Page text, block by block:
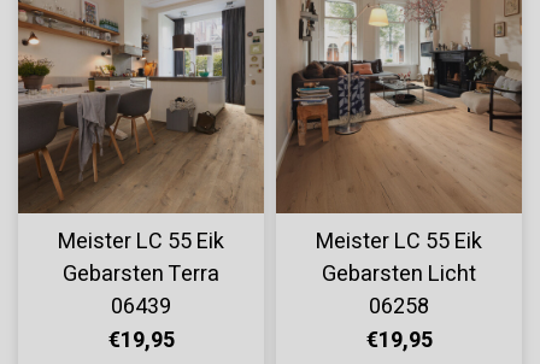
Meister LC 55 Eik
Gebarsten Terra
06439
€19,95
Meister LC 55 Eik
Gebarsten Licht
06258
€19,95